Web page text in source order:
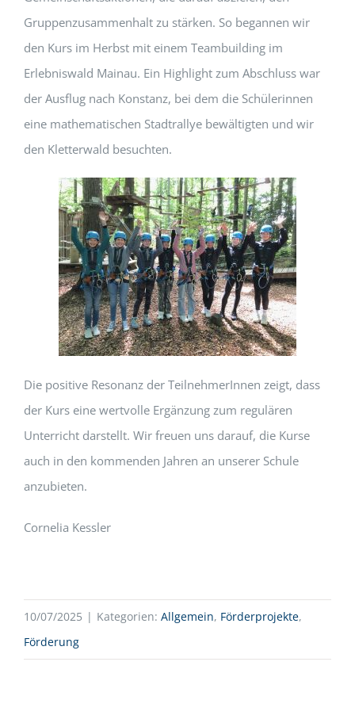
Gruppenzusammenhalt zu stärken. So begannen wir
den Kurs im Herbst mit einem Teambuilding im
Erlebniswald Mainau. Ein Highlight zum Abschluss war
der Ausflug nach Konstanz, bei dem die Schülerinnen
eine mathematischen Stadtrallye bewältigten und wir
den Kletterwald besuchten.
Die positive Resonanz der TeilnehmerInnen zeigt, dass
der Kurs eine wertvolle Ergänzung zum regulären
Unterricht darstellt. Wir freuen uns darauf, die Kurse
auch in den kommenden Jahren an unserer Schule
anzubieten.
Cornelia Kessler
10/07/2025 | Kategorien: Allgemein, Förderprojekte,
Förderung